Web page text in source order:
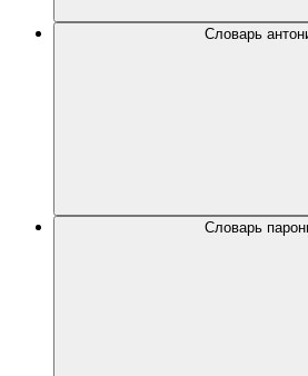
Словарь
Словарь